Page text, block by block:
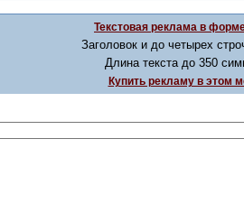
Текстовая реклама в
Заголовок и до четырех
Длина текста до 350
Купить рекламу в этом